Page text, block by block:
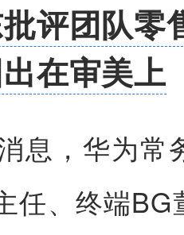
评团队零
在审美上
息，华为常
任、终端